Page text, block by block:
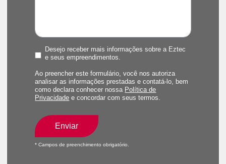
Desejo receber mais informações sobre a Eztec
e seus empreendimentos.
Ao preencher este formulário, você nos autoriza
analisar as informações prestadas e contatá-lo, bem
como declara conhecer nossa Política de
Privacidade e concordar com seus termos.
Enviar
* Campos de preenchimento obrigatório.